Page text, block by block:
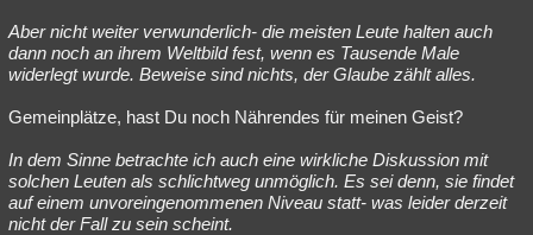
Aber nicht weiter verwunderlich- die meisten Leute halten auch
dann noch an ihrem Weltbild fest, wenn es Tausende Male
widerlegt wurde. Beweise sind nichts, der Glaube zählt alles.
Gemeinplätze, hast Du noch Nährendes für meinen Geist?
In dem Sinne betrachte ich auch eine wirkliche Diskussion mit
solchen Leuten als schlichtweg unmöglich. Es sei denn, sie findet
auf einem unvoreingenommenen Niveau statt- was leider derzeit
nicht der Fall zu sein scheint.